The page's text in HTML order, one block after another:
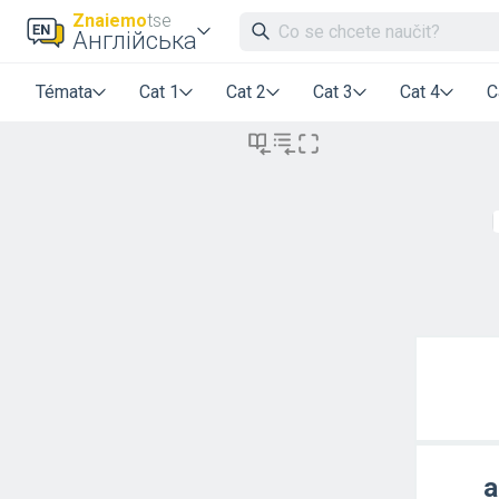
Znaiemotse
Англійська
Témata Cat 1 Cat 2 Cat 3 Cat 4